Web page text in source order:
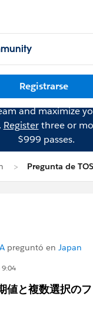
Registrarse
and maximize
Registerthree or
$999 passes.
Pregunta de
preguntó en Japan
9:04
値と複数選択の